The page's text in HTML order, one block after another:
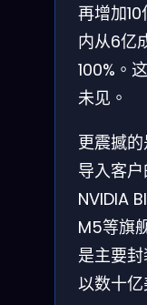
再增加
内从6亿
100%。
未见。
更震撼
导入客
NVIDIA
M5等旗
是主要
以数十亿